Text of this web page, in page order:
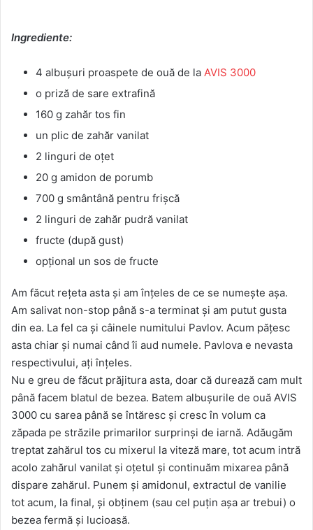
Ingrediente:
4 albuşuri proaspete de ouă de la AVIS 3000
o priză de sare extrafină
160 g zahăr tos fin
un plic de zahăr vanilat
2 linguri de oţet
20 g amidon de porumb
700 g smântână pentru frişcă
2 linguri de zahăr pudră vanilat
fructe (după gust)
opţional un sos de fructe
Am făcut reţeta asta şi am înţeles de ce se numeşte aşa.
Am salivat non-stop până s-a terminat şi am putut gusta
din ea. La fel ca şi câinele numitului Pavlov. Acum păţesc
asta chiar şi numai când îi aud numele. Pavlova e nevasta
respectivului, aţi înţeles.
Nu e greu de făcut prăjitura asta, doar că durează cam mult
până facem blatul de bezea. Batem albuşurile de ouă AVIS
3000 cu sarea până se întăresc şi cresc în volum ca
zăpada pe străzile primarilor surprinşi de iarnă. Adăugăm
treptat zahărul tos cu mixerul la viteză mare, tot acum intră
acolo zahărul vanilat şi oţetul şi continuăm mixarea până
dispare zahărul. Punem şi amidonul, extractul de vanilie
tot acum, la final, şi obţinem (sau cel puţin aşa ar trebui) o
bezea fermă şi lucioasă.